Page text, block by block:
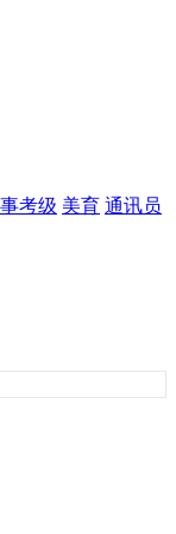
考级 美育 通讯员